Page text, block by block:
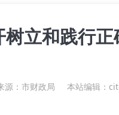
立和践行
源： 市财政局 本站编辑：